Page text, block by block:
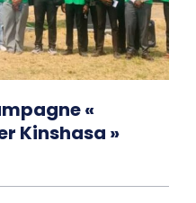
«
Kinshasa »